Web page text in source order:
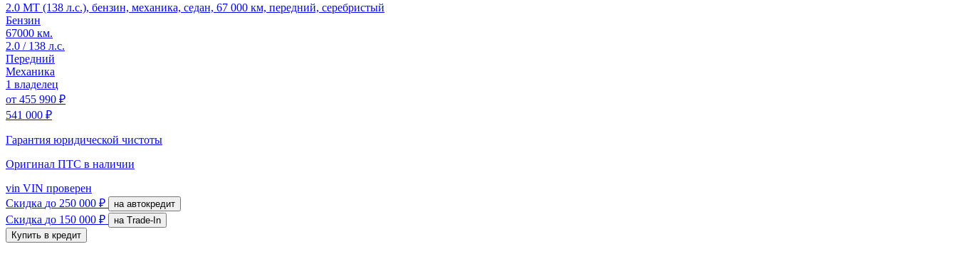
2.0 MT (138 л.с.), бензин, механика, седан, 67 000 км, передний, серебристый
Бензин
67000 км.
2.0 / 138 л.с.
Передний
Механика
1 владелец
от 455 990 ₽
541 000 ₽
Гарантия юридической чистоты
Оригинал ПТС в наличии
vin VIN проверен
Скидка до 250 000 ₽ на автокредит
Скидка до 150 000 ₽
на Trade-In
Купить в кредит